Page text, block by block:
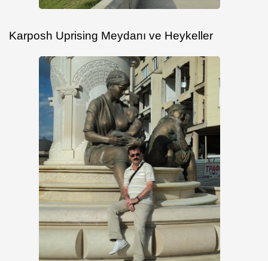
Karposh Uprising Meydanı ve Heykeller